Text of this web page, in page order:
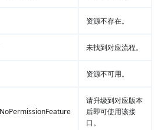
资源不存在。
未找到对应流程。
资源不可用。
请升级到对应版本
后即可使用该接
口。